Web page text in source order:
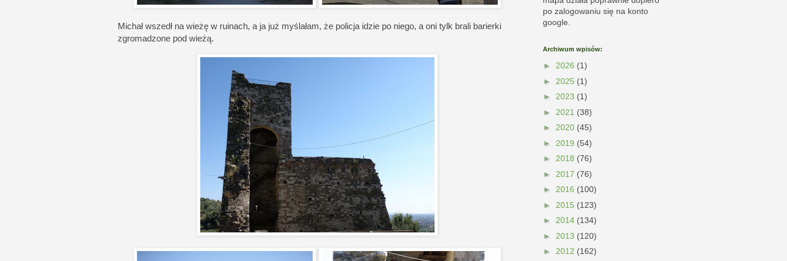
Michał wszedł na wieżę w ruinach, a ja już myślałam, że policja idzie po niego, a oni tylk brali barierki
zgromadzone pod wieżą.
po zalogowaniu się na konto
google.
Archiwum wpisów:
► 2026 (1)
► 2025 (1)
► 2023 (1)
► 2021 (38)
► 2020 (45)
► 2019 (54)
► 2018 (76)
► 2017 (76)
► 2016 (100)
► 2015 (123)
► 2014 (134)
► 2013 (120)
► 2012 (162)